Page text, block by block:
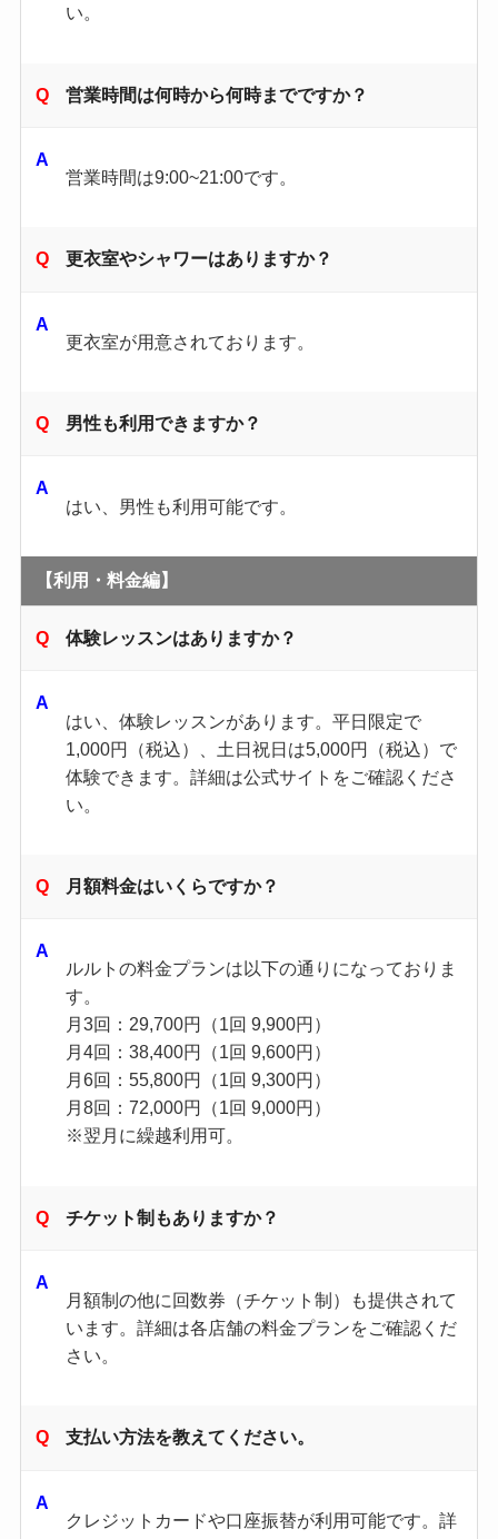
い。​
営業時間は何時から何時までですか？
営業時間は9:00~21:00です。
更衣室やシャワーはありますか？
更衣室が用意されております。
男性も利用できますか？
はい、男性も利用可能です。
【利用・料金編】
体験レッスンはありますか？
はい、体験レッスンがあります。​平日限定で
1,000円（税込）、土日祝日は5,000円（税込）で
体験できます。​詳細は公式サイトをご確認くださ
い。 ​
月額料金はいくらですか？
ルルトの料金プランは以下の通りになっておりま
す。
月3回：29,700円（1回 9,900円）
月4回：38,400円（1回 9,600円）
月6回：55,800円（1回 9,300円）
月8回：72,000円（1回 9,000円）
※翌月に繰越利用可。
チケット制もありますか？
月額制の他に回数券（チケット制）も提供されて
います。​詳細は各店舗の料金プランをご確認くだ
さい。​
支払い方法を教えてください。
クレジットカードや口座振替が利用可能です。​詳